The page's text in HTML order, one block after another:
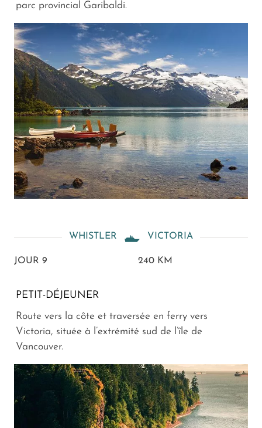
parc provincial Garibaldi.
WHISTLER VICTORIA
JOUR 9 240 KM
PETIT-DÉJEUNER
Route vers la côte et traversée en ferry vers
Victoria, située à l’extrémité sud de l’île de
Vancouver.